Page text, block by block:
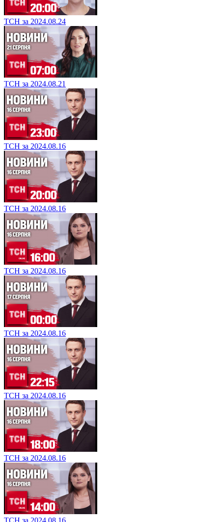
ТСН за 2024.08.24
ТСН за 2024.08.21
ТСН за 2024.08.16
ТСН за 2024.08.16
ТСН за 2024.08.16
ТСН за 2024.08.16
ТСН за 2024.08.16
ТСН за 2024.08.16
ТСН за 2024.08.16